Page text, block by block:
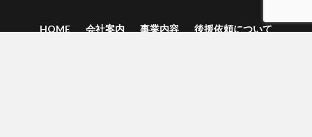
HOME 会社案内 事業内容
後援依頼について